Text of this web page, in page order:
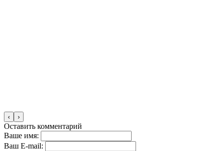
‹ ›
Оставить комментарий
Ваше имя:
Ваш E-mail: